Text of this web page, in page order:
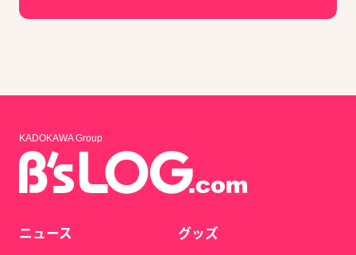
KADOKAWA Group
ニュース
グッズ